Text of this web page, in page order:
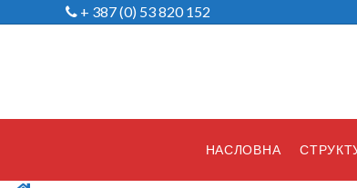
+ 387 (0) 53 820 152
НАСЛОВНА